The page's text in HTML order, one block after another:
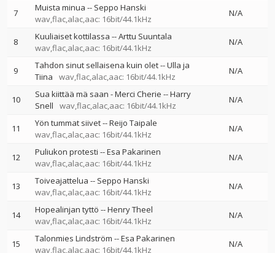
7 Muista minua -- Seppo Hanski
wav,flac,alac,aac: 16bit/44.1kHz
N/A
8 Kuuliaiset kottilassa --Arttu Suuntala
wav,flac,alac,aac: 16bit/44.1kHz
N/A
9 Tahdon sinut sellaisena kuin olet--Ulla ja
Tiina
wav,flac,alac,aac: 16bit/44.1kHz
N/A
10 Sua kiittää mä saan - Merci Cherie --Harry
Snell
wav,flac,alac,aac: 16bit/44.1kHz
N/A
11 Yön tummat siivet--Reijo Taipale
wav,flac,alac,aac: 16bit/44.1kHz
N/A
12 Puliukon protesti --Esa Pakarinen
wav,flac,alac,aac: 16bit/44.1kHz
N/A
13 Toiveajattelua -- Seppo Hanski
wav,flac,alac,aac: 16bit/44.1kHz
N/A
14 Hopealinjan tyttö --Henry Theel
wav,flac,alac,aac: 16bit/44.1kHz
N/A
15 Talonmies Lindström --Esa Pakarinen
wav,flac,alac,aac: 16bit/44.1kHz
N/A